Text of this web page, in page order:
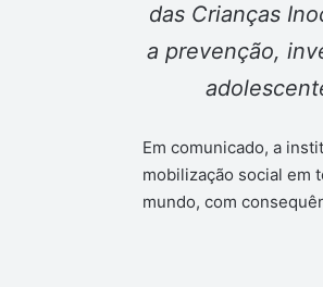
das Crianças
a prevenção,
Em comunicado, a
mobilização social em
mundo, com